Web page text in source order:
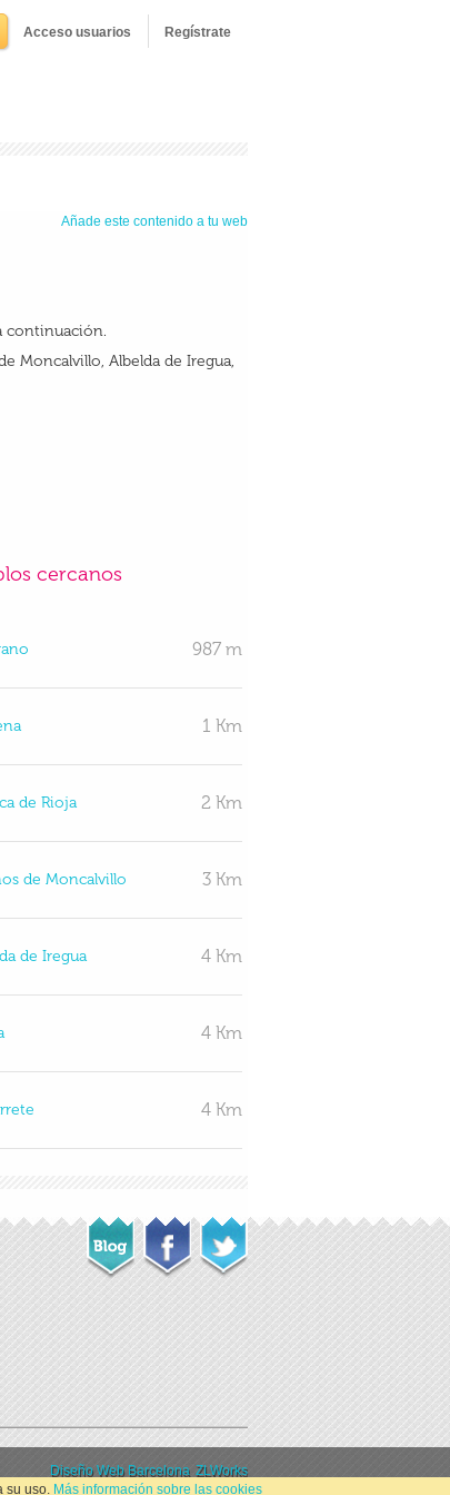
Acceso usuarios Regístrate
Añade este contenido a tu web
continuación.
Moncalvillo, Albelda de Iregua,
cercanos
987 m
1 Km
de Rioja 2 Km
de Moncalvillo 3 Km
de Iregua 4 Km
4 Km
4 Km
6 Km
6 Km
su uso. Más información sobre las cookies
Diseño Web Barcelona ZLWorks